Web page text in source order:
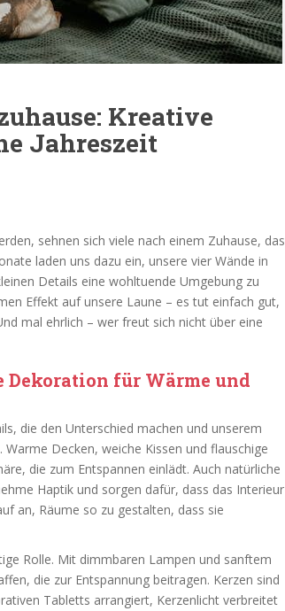
Kreative
Jahreszeit
sehnen sich viele nach einem Zuhause, das
laden uns dazu ein, unsere vier Wände in
Details eine wohltuende Umgebung zu
Effekt auf unsere Laune – es tut einfach gut,
mal ehrlich – wer freut sich nicht über eine
Dekoration für Wärme und
die den Unterschied machen und unserem
Decken, weiche Kissen und flauschige
die zum Entspannen einlädt. Auch natürliche
Haptik und sorgen dafür, dass das Interieur
an, Räume so zu gestalten, dass sie
Rolle. Mit dimmbaren Lampen und sanftem
die zur Entspannung beitragen. Kerzen sind
Tabletts arrangiert, Kerzenlicht verbreitet